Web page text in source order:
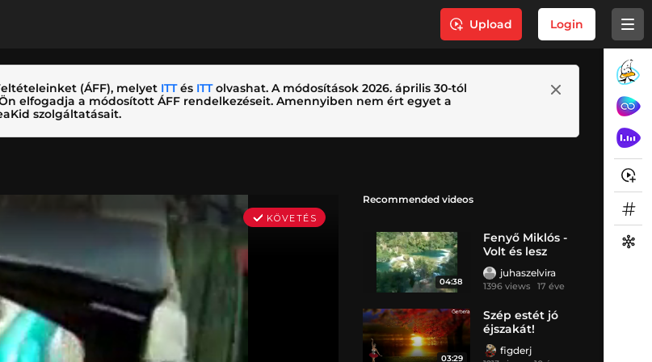
Upload Login
(ÁFF), melyet ITTés ITTolvashat. A módosítások 2026. április 30-tól
elfogadja a módosított ÁFF rendelkezéseit. Amennyiben nem ért egyet a
szolgáltatásait.
Recommended videos
04:38
Fenyő Miklós -
Volt és lesz
juhaszelvira
1396 views 17 éve
03:29
Szép estét jó
éjszakát!
figderj